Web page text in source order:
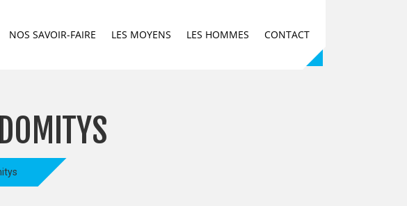
NOS SAVOIR-FAIRE LES MOYENS LES HOMMES CONTACT